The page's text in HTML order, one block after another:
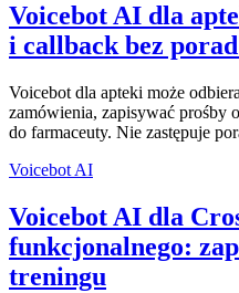
Voicebot AI dla
i callback bez
Voicebot dla apteki może
zamówienia, zapisywać prośby
do farmaceuty. Nie zastępuje
Voicebot AI
Voicebot AI dla
funkcjonalnego:
treningu